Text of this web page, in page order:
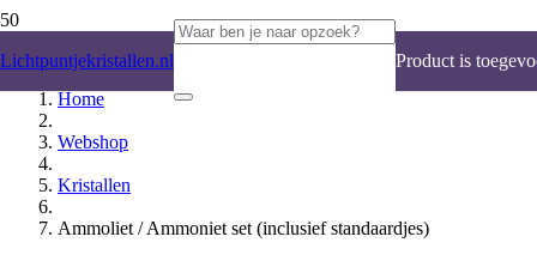
Lichtpuntjekristallen.nl Product is
Home
Webshop
Kristallen
Ammoliet / Ammoniet set (inclusief standaardjes)